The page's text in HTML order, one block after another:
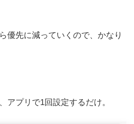
優先に減っていくので、かなり
アプリで1回設定するだけ。